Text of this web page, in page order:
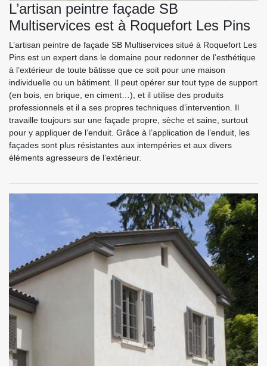
L’artisan peintre façade SB
Multiservices est à Roquefort Les Pins
L’artisan peintre de façade SB Multiservices situé à Roquefort Les
Pins est un expert dans le domaine pour redonner de l’esthétique
à l’extérieur de toute bâtisse que ce soit pour une maison
individuelle ou un bâtiment. Il peut opérer sur tout type de support
(en bois, en brique, en ciment…), et il utilise des produits
professionnels et il a ses propres techniques d’intervention. Il
travaille toujours sur une façade propre, sèche et saine, surtout
pour y appliquer de l’enduit. Grâce à l’application de l’enduit, les
façades sont plus résistantes aux intempéries et aux divers
éléments agresseurs de l’extérieur.